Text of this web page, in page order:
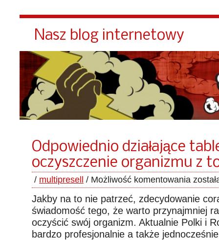
Nasz blog internetowy
Odpowiednio działające
oczyszczenie organizmu z
/ multipresell / Możliwość komentowania
Jakby na to nie patrzeć, zdecydowanie
świadomość tego, że warto przynajmniej
oczyścić swój organizm. Aktualnie Polki i
bardzo profesjonalnie a także